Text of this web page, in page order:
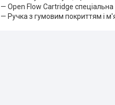
— Open Flow Cartridge спеціальна
— Ручка з гумовим покриттям і